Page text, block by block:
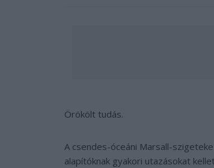
Örökölt tudás.
A csendes-óceáni Marsall-
alapítóknak gyakori utazásokat